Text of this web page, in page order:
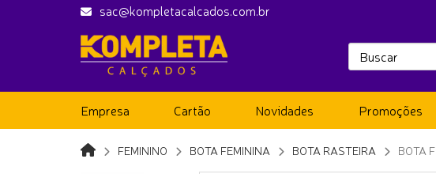
sac@kompletacalcados.com.br
Empresa Cartão Novidades Promoções
FEMININO BOTA FEMININA BOTA RASTEIRA BOTA